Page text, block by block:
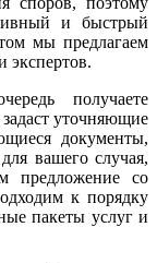
и быстрый
мы предлагаем
экспертов.
получаете
уточняющие
документы,
вашего случая,
предложение со
к порядку
пакеты услуг и